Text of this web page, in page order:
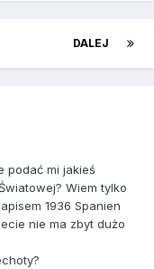
DALEJ
podać mi jakieś
Wiem tylko
1936 Spanien
nie ma zbyt dużo